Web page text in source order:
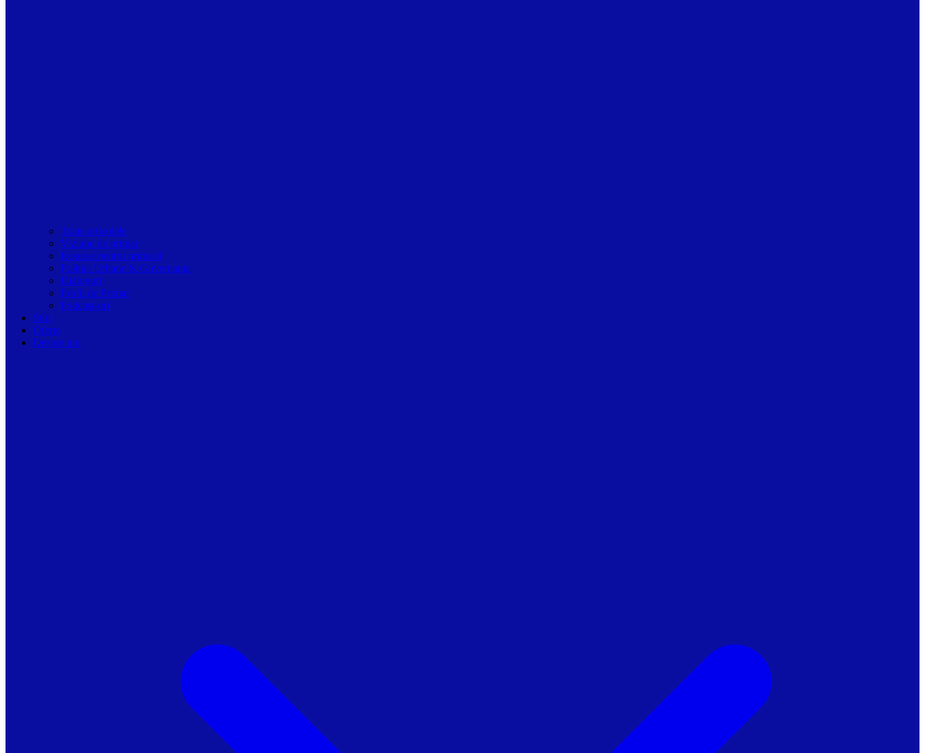
Toate articolele
Viziune de primar
Resurse pentru primarii
Politici Urbane & Guvernanta
Dialoguri
Profil de Primar
Podcast-uri
Stiri
Oferte
Despre noi